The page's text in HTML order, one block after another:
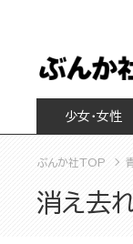
少女・女性
ぶんか社TOP
消え去れ